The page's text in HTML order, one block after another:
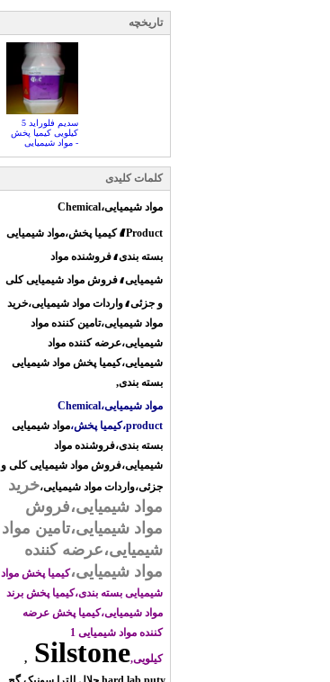
تاریخچه
سدیم فلوراید 5
کیلویی کیمیا پخش
- مواد شیمیایی
کلمات کلیدی
مواد شیمیایی،Chemical
Product،کیمیا پخش،مواد شیمیایی
بسته بندی،فروشنده مواد
شیمیایی،فروش مواد شیمیایی کلی
و جزئی،واردات مواد شیمیایی،خرید
مواد شیمیایی،تامین کننده مواد
شیمیایی،عرضه کننده مواد
شیمیایی،کیمیا پخش مواد شیمیایی
بسته بندی
مواد شیمیایی،Chemical
product،کیمیا پخش،
مواد شیمیایی
بسته بندی،فروشنده مواد
شیمیایی،فروش مواد شیمیایی کلی و
جزئی،واردات مواد شیمیایی،خرید
مواد شیمیایی،فروش
مواد شیمیایی،تامین مواد
شیمیایی،عرضه کننده
مواد شیمیایی،کیمیا پخش مواد
شیمیایی بسته بندی،کیمیا پخش برند
مواد شیمیایی،کیمیا پخش عرضه
کننده مواد شیمیایی 1
کیلویی,Silstone